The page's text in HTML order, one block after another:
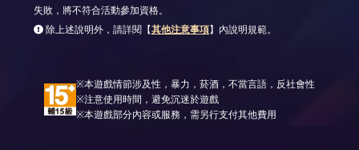
失敗，將不符合活動參加資格。
除上述說明外，請詳閱【其他注意事項】內說明規範。
※本遊戲情節涉及性，暴力，菸酒，不當言語，反社會性
※注意使用時間，避免沉迷於遊戲
※本遊戲部分內容或服務，需另行支付其他費用